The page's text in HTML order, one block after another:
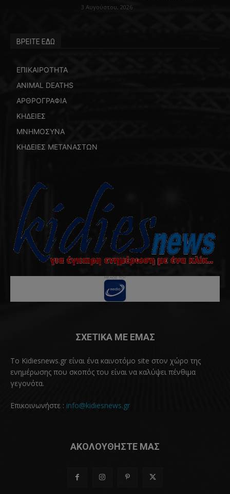
3 Αυγούστου, 2026
ΒΡΕΙΤΕ ΕΔΩ
ΕΠΙΚΑΙΡΟΤΗΤΑ
ANIMAL DEATHS
ΑΡΘΡΟΓΡΑΦΙΑ
ΚΗΔΕΙΕΣ
ΜΝΗΜΟΣΥΝΑ
ΚΗΔΕΙΕΣ ΜΕΤΑΝΑΣΤΩΝ
ΣΧΕΤΙΚΑ ΜΕ ΕΜΑΣ
Το Kidiesnews.gr είναι ένα καινοτόμο site στον χώρο της
ενημέρωσης που σκοπός του είναι να καλύψει πένθιμα
γεγονότα.
Επικοινωνήστε : info@kidiesnews.gr
ΑΚΟΛΟΥΘΗΣΤΕ ΜΑΣ